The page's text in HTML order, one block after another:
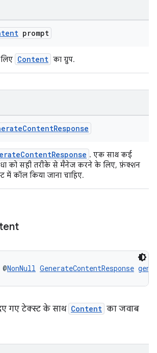
prompt
Content का ग्रुप.
ContentResponse
. एक साथ कई
को सही तरीके से मैनेज करने के लिए, फ़ंक्शन
में कॉल किया जाना चाहिए.
NonNull GenerateContentResponse
गए टेक्स्ट के साथ Content का जवाब